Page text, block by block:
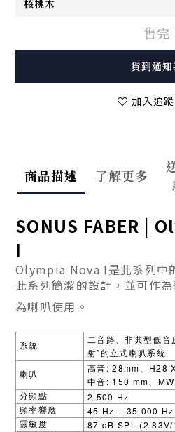
售完
貨到通知
加入追
商品描述 了解更多
SONUS FABER |
I
Olympia Nova I是此系列中
此系列簡潔的設計，並可作
為喇叭使用。
系統
二音路、非典型低音
射”的立式喇叭系統
喇叭
高音 : 28mm 、 H28
中音 : 150 mm、
分頻點
2,500 Hz
頻率響應 45 Hz – 35,000 Hz
靈敏度 87 dB SPL (2.83V/